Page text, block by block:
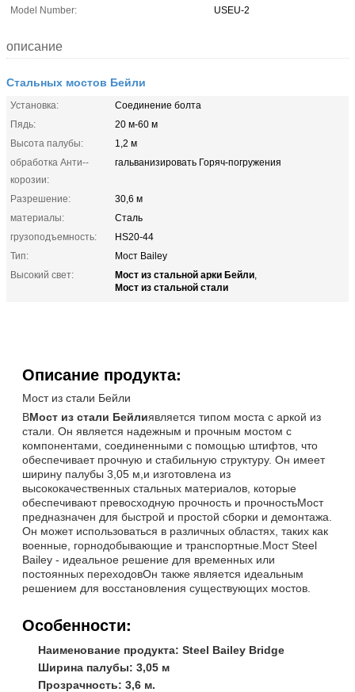
Model Number:
USEU-2
описание
Стальных мостов Бейли
Установка:
Соединение болта
Пядь:
20 м-60 м
Высота палубы:
1,2 м
обработка Анти--
корозии:
гальванизировать Горяч-погружения
Разрешение:
30,6 м
материалы:
Сталь
грузоподъемность:
HS20-44
Тип:
Мост Bailey
Высокий свет:
Мост из стальной арки Бейли,
Мост из стальной стали
Описание продукта:
Мост из стали Бейли
ВМост из стали Бейлиявляется типом моста с аркой из
стали. Он является надежным и прочным мостом с
компонентами, соединенными с помощью штифтов, что
обеспечивает прочную и стабильную структуру. Он имеет
ширину палубы 3,05 м,и изготовлена из
высококачественных стальных материалов, которые
обеспечивают превосходную прочность и прочностьМост
предназначен для быстрой и простой сборки и демонтажа.
Он может использоваться в различных областях, таких как
военные, горнодобывающие и транспортные.Мост Steel
Bailey - идеальное решение для временных или
постоянных переходовОн также является идеальным
решением для восстановления существующих мостов.
Особенности:
Наименование продукта: Steel Bailey Bridge
Ширина палубы: 3,05 м
Прозрачность: 3,6 м.